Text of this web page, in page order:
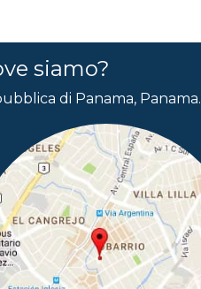
siamo?
di Panama, Panama.